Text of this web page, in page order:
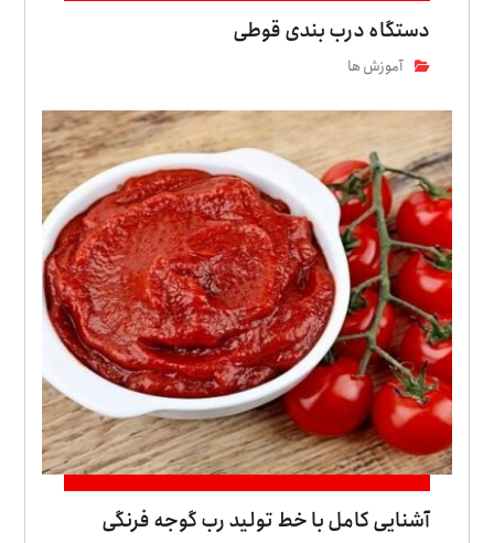
دستگاه درب بندی قوطی
آموزش ها
آشنایی کامل با خط تولید رب گوجه فرنگی